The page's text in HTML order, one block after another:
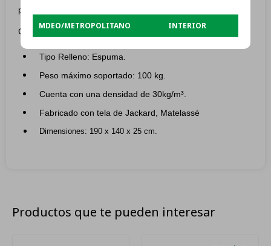
perfecto entre suavidad y soporte.
Características:
Tipo Relleno: Espuma.
Peso máximo soportado: 100 kg.
Cuenta con una densidad de 30kg/m³.
Fabricado con tela de Jackard, Matelassé
Dimensiones: 190 x 140 x 25 cm.
Productos que te pueden interesar
MDEO/METROPOLITANO INTERIOR